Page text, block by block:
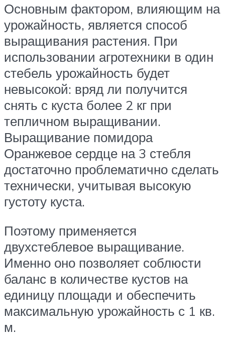
Основным фактором, влияющим на
урожайность, является способ
выращивания растения. При
использовании агротехники в один
стебель урожайность будет
невысокой: вряд ли получится
снять с куста более 2 кг при
тепличном выращивании.
Выращивание помидора
Оранжевое сердце на 3 стебля
достаточно проблематично сделать
технически, учитывая высокую
густоту куста.
Поэтому применяется
двухстеблевое выращивание.
Именно оно позволяет соблюсти
баланс в количестве кустов на
единицу площади и обеспечить
максимальную урожайность с 1 кв.
м.